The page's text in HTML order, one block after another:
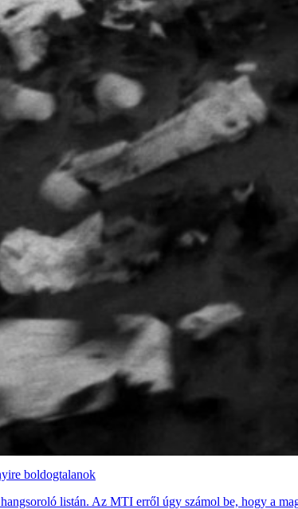
boldogtalanok
listán. Az MTI erről úgy számol be, hogy a